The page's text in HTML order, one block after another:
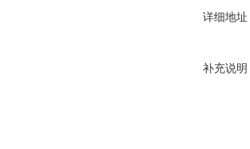
详细地址
补充说明